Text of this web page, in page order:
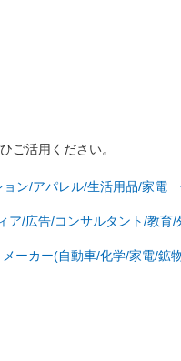
ご活用ください。
ン/アパレル/生活用品/家電
ア/広告/コンサルタント/教育
メーカー(自動車/化学/家電/